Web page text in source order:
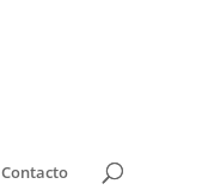
Contacto